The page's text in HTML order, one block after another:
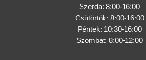
Szerda: 8:00-16:00
Csütörtök: 8:00-16:00
Péntek: 10:30-16:00
Szombat: 8:00-12:00